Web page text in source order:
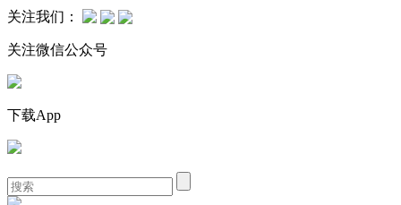
关注我们：
关注微信公众号
下载App